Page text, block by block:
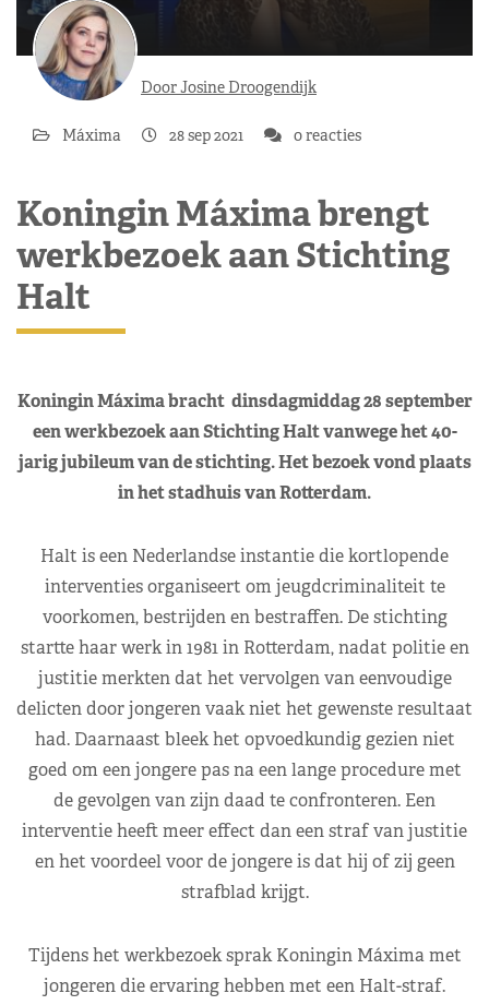
Door Josine Droogendijk
Máxima 28 sep 2021 0 reacties
Koningin Máxima brengt
werkbezoek aan Stichting
Halt
Koningin Máxima bracht dinsdagmiddag 28 september
een werkbezoek aan Stichting Halt vanwege het 40-
jarig jubileum van de stichting. Het bezoek vond plaats
in het stadhuis van Rotterdam.
Halt is een Nederlandse instantie die kortlopende
interventies organiseert om jeugdcriminaliteit te
voorkomen, bestrijden en bestraffen. De stichting
startte haar werk in 1981 in Rotterdam, nadat politie en
justitie merkten dat het vervolgen van eenvoudige
delicten door jongeren vaak niet het gewenste resultaat
had. Daarnaast bleek het opvoedkundig gezien niet
goed om een jongere pas na een lange procedure met
de gevolgen van zijn daad te confronteren. Een
interventie heeft meer effect dan een straf van justitie
en het voordeel voor de jongere is dat hij of zij geen
strafblad krijgt.
Tijdens het werkbezoek sprak Koningin Máxima met
jongeren die ervaring hebben met een Halt-straf.